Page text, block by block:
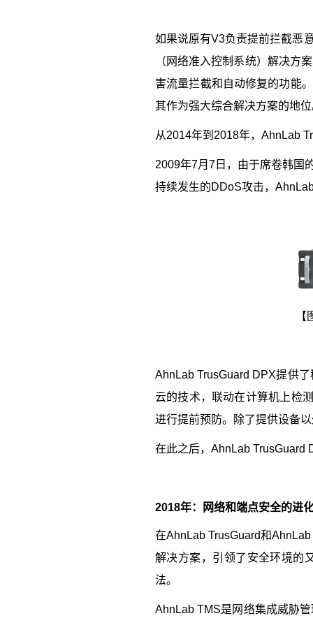
如果说原有V3负责提前拦截恶
（网络准入控制系统）解决方
害流量拦截和自动修复的功能。
其作为强大综合解决方案的地
从2014年到 2018年， AhnLab
2009年7月7 日，由于席卷韩国
持续发生的DDoS攻击，
【
AhnLab TrusGuard DPX提供了
云的技术，联动在计算机上检
进行提前预防。除了提供设备
在此之后， AhnLab TrusGuard
2018年：网络和端点安全的
在AhnLab TrusGuard和
解决方案，引领了安全环境的
法。
AhnLab TMS是网络集成威胁